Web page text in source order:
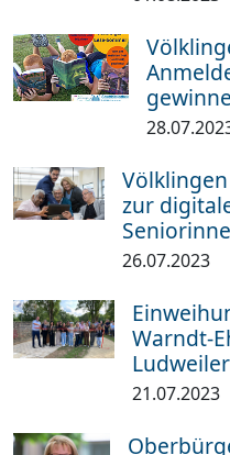
zur
26.07.2023
Warndt-
Ludweiler
21.07.2023